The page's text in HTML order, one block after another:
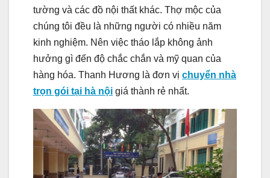
tường và các đồ nội thất khác. Thợ mộc của
chúng tôi đều là những người có nhiều năm
kinh nghiệm. Nên việc tháo lắp không ảnh
hưởng gì đến độ chắc chắn và mỹ quan của
hàng hóa. Thanh Hương là đơn vị chuyển nhà
trọn gói tại hà nội giá thành rẻ nhất.